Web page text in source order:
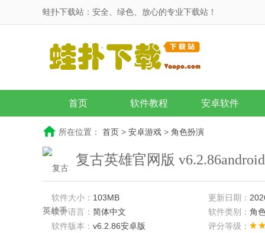
蛙扑下载站：安全、绿色、放心的专业下载站！
首页 软件教程 安卓软件
所在位置： 首页 > 安卓游戏 > 角色扮演
复古英雄官网版
软件大小： 103MB 更新日期：
软件语言： 简体中文 软件类别： 角
软件版本： v6.2.86安卓版
评分等级：